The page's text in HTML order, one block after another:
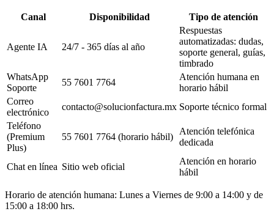
Canal Disponibilidad Tipo de atención
Agente IA 24/7 - 365 días al año
Respuestas
automatizadas: dudas,
soporte general, guías,
timbrado
WhatsApp
Soporte
55 7601 7764
Atención humana en
horario hábil
Correo
electrónico
contacto@solucionfactura.mx Soporte técnico formal
Teléfono
(Premium
Plus)
55 7601 7764 (horario hábil)
Atención telefónica
dedicada
Chat en línea Sitio web oficial
Atención en horario
hábil
Horario de atención humana: Lunes a Viernes de 9:00 a 14:00 y de
15:00 a 18:00 hrs.